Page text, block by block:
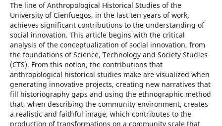
The line of Anthropological Historical Studies of the
University of Cienfuegos, in the last ten years of work,
achieves significant contributions to the understanding of
social innovation. This article begins with the critical
analysis of the conceptualization of social innovation, from
the foundations of Science, Technology and Society Studies
(CTS). From this notion, the contributions that
anthropological historical studies make are visualized when
generating innovative projects, creating new narratives that
fill historiography gaps and using the ethnographic method
that, when describing the community environment, creates
a realistic and faithful image, which contributes to the
production of transformations on a community scale that